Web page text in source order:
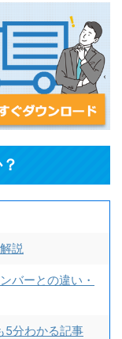
説
バーとの違い・
5分わかる記事